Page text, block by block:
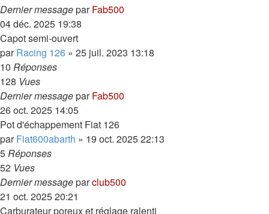
Dernier messageparFab500
04 déc. 2025 19:38
Capot semi-ouvert
parRacing 126 » 25 juil. 2023 13:18
10 Réponses
128 Vues
Dernier messageparFab500
26 oct. 2025 14:05
Pot d'échappement Fiat 126
parFiat600abarth » 19 oct. 2025 22:13
5Réponses
52 Vues
Dernier messageparclub500
21 oct. 2025 20:21
Carburateur poreux et réglage ralenti